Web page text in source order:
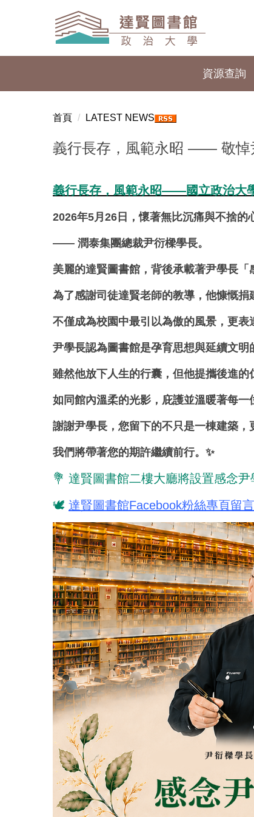
資源查詢
首頁 LATEST NEWS
義行長存，風範永昭 —— 敬悼
義行長存，風範永昭——國立政治大
2026年5月26日，懷著無比沉痛與不捨的
—— 潤泰集團總裁尹衍樑學長。
美麗的達賢圖書館，背後承載著尹學長「
為了感謝司徒達賢老師的教導，他慷慨捐
不僅成為校園中最引以為傲的風景，更表
尹學長認為圖書館是孕育思想與延續文明
雖然他放下人生的行囊，但他提攜後進的
如同館內溫柔的光影，庇護並溫暖著每一
謝謝尹學長，您留下的不只是一棟建築，
我們將帶著您的期許繼續前行。✨
💐 達賢圖書館二樓大廳將設置感念
🕊️ 達賢圖書館Facebook粉絲專頁留